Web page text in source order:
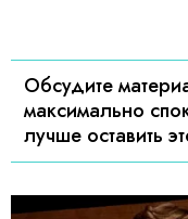
Обсудите
максимально
лучше оставить